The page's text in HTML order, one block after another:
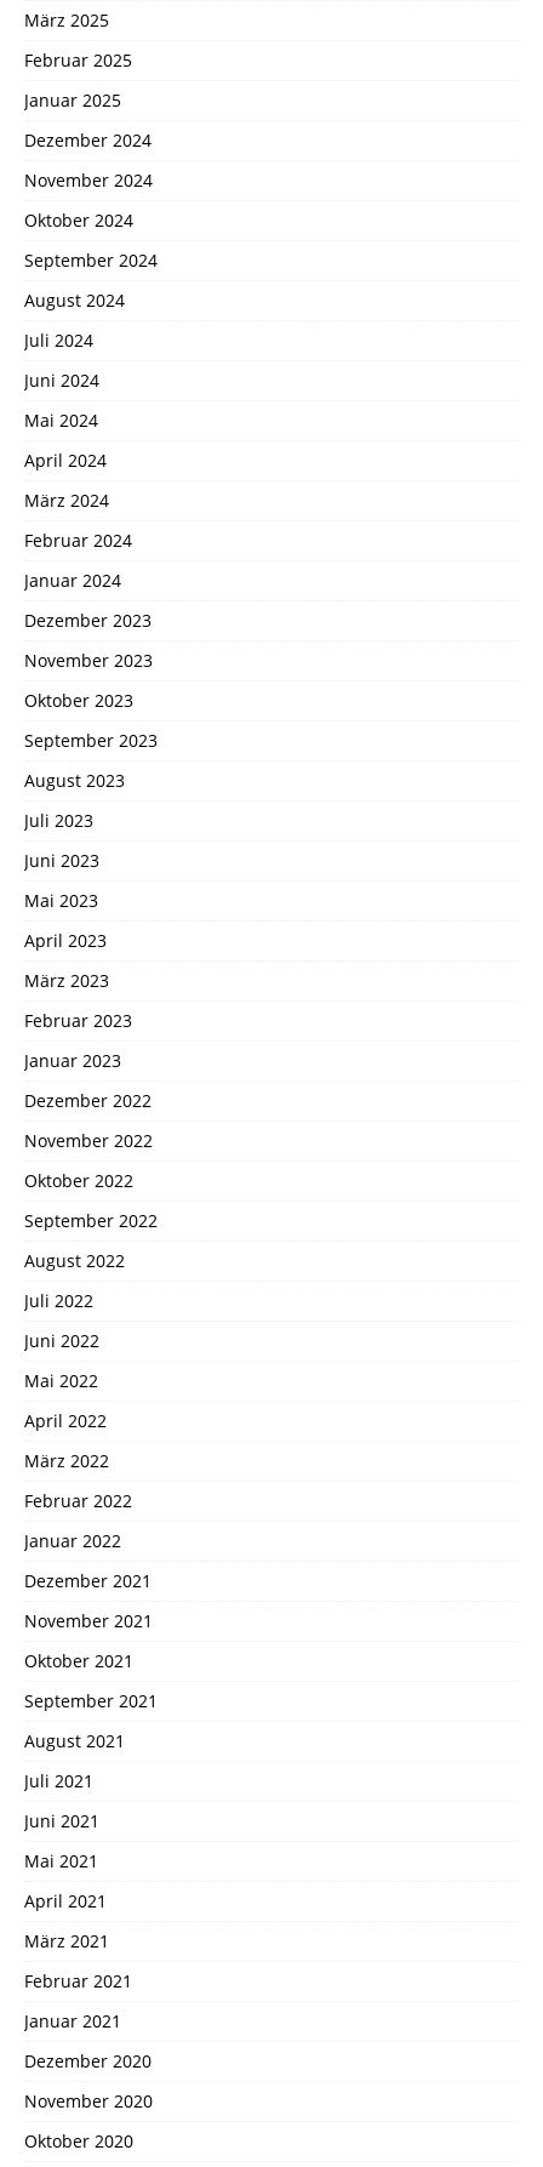
März 2025
Februar 2025
Januar 2025
Dezember 2024
November 2024
Oktober 2024
September 2024
August 2024
Juli 2024
Juni 2024
Mai 2024
April 2024
März 2024
Februar 2024
Januar 2024
Dezember 2023
November 2023
Oktober 2023
September 2023
August 2023
Juli 2023
Juni 2023
Mai 2023
April 2023
März 2023
Februar 2023
Januar 2023
Dezember 2022
November 2022
Oktober 2022
September 2022
August 2022
Juli 2022
Juni 2022
Mai 2022
April 2022
März 2022
Februar 2022
Januar 2022
Dezember 2021
November 2021
Oktober 2021
September 2021
August 2021
Juli 2021
Juni 2021
Mai 2021
April 2021
März 2021
Februar 2021
Januar 2021
Dezember 2020
November 2020
Oktober 2020